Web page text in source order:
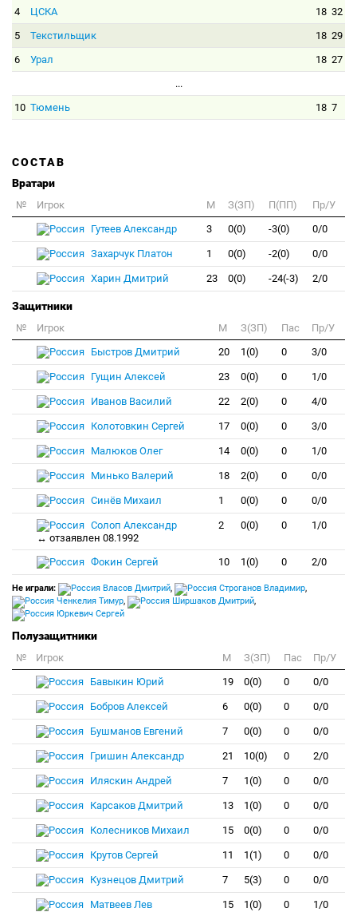
4
ЦСКА 18 32
5
Текстильщик 18 29
6
Урал 18 27
...
10 Тюмень 18 7
СОСТАВ
Вратари
№ Игрок M З(ЗП) П(ПП)
Пр/У
Гутеев Александр
3 0(0) -3(0) 0/0
Захарчук Платон 1 0(0) -2(0) 0/0
Харин Дмитрий 23 0(0) -24(-3) 2/0
Защитники
№ Игрок M З(ЗП) Пас
Пр/У
Быстров Дмитрий
20 1(0) 0 3/0
Гущин Алексей 23 0(0) 0 1/0
Иванов Василий 22 2(0) 0 4/0
Колотовкин Сергей 17 0(0) 0 3/0
Малюков Олег 14 0(0) 0 1/0
Минько Валерий 18 2(0) 0 0/0
Синёв Михаил 1 0(0) 0 0/0
Солоп Александр
↔ отзаявлен 08.1992
2 0(0) 0 1/0
Фокин Сергей 10 1(0) 0 2/0
Не играли: Власов Дмитрий, Строганов Владимир,
Ченкелия Тимур, Ширшаков Дмитрий,
Юркевич Сергей
Полузащитники
№ Игрок M З(ЗП) Пас
Пр/У
Бавыкин Юрий
19 0(0) 0 0/0
Бобров Алексей 6 0(0) 0 0/0
Бушманов Евгений 7 0(0) 0 0/0
Гришин Александр 21 10(0) 0 2/0
Иляскин Андрей 7 1(0) 0 0/0
Карсаков Дмитрий 13 1(0) 0 0/0
Колесников Михаил 15 0(0) 0 0/0
Крутов Сергей 11 1(1) 0 0/0
Кузнецов Дмитрий 7 5(3) 0 0/0
Матвеев Лев 15 1(0) 0 1/0